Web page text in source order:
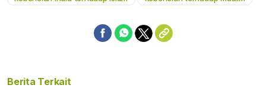
Berita Terkait